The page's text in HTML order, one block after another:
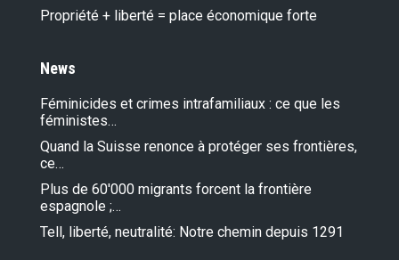
Propriété + liberté = place économique forte
News
Féminicides et crimes intrafamiliaux : ce que les
féministes…
Quand la Suisse renonce à protéger ses frontières,
ce…
Plus de 60'000 migrants forcent la frontière
espagnole ;…
Tell, liberté, neutralité: Notre chemin depuis 1291